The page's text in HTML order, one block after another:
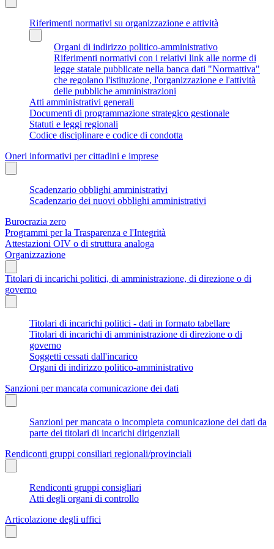
Riferimenti normativi su organizzazione e attività
Organi di indirizzo politico-amministrativo
Riferimenti normativi con i relativi link alle norme di
legge statale pubblicate nella banca dati "Normattiva"
che regolano l'istituzione, l'organizzazione e l'attività
delle pubbliche amministrazioni
Atti amministrativi generali
Documenti di programmazione strategico gestionale
Statuti e leggi regionali
Codice disciplinare e codice di condotta
Oneri informativi per cittadini e imprese
Scadenzario obblighi amministrativi
Scadenzario dei nuovi obblighi amministrativi
Burocrazia zero
Programmi per la Trasparenza e l'Integrità
Attestazioni OIV o di struttura analoga
Organizzazione
Titolari di incarichi politici, di amministrazione, di direzione o di
governo
Titolari di incarichi politici - dati in formato tabellare
Titolari di incarichi di amministrazione di direzione o di
governo
Soggetti cessati dall'incarico
Organi di indirizzo politico-amministrativo
Sanzioni per mancata comunicazione dei dati
Sanzioni per mancata o incompleta comunicazione dei dati da
parte dei titolari di incarichi dirigenziali
Rendiconti gruppi consiliari regionali/provinciali
Rendiconti gruppi consigliari
Atti degli organi di controllo
Articolazione degli uffici